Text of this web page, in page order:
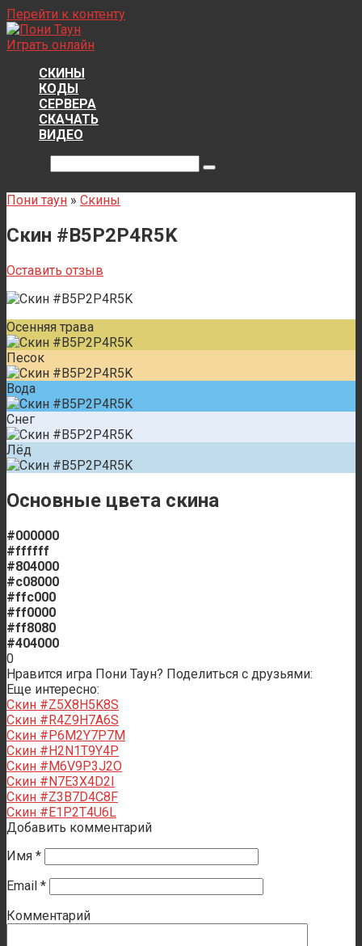
Перейти к контенту
Играть онлайн
СКИНЫ
КОДЫ
СЕРВЕРА
СКАЧАТЬ
ВИДЕО
Пони таун » Скины
Скин #B5P2P4R5K
Оставить отзыв
Осенняя трава
Песок
Вода
Снег
Лёд
Основные цвета скина
#000000
#ffffff
#804000
#c08000
#ffc000
#ff0000
#ff8080
#404000
0
Нравится игра Пони Таун? Поделиться с друзьями:
Еще интересно:
Скин #Z5X8H5K8S
Скин #R4Z9H7A6S
Скин #P6M2Y7P7M
Скин #H2N1T9Y4P
Скин #M6V9P3J2O
Скин #N7E3X4D2I
Скин #Z3B7D4C8F
Скин #E1P2T4U6L
Добавить комментарий
Имя *
Email *
Комментарий